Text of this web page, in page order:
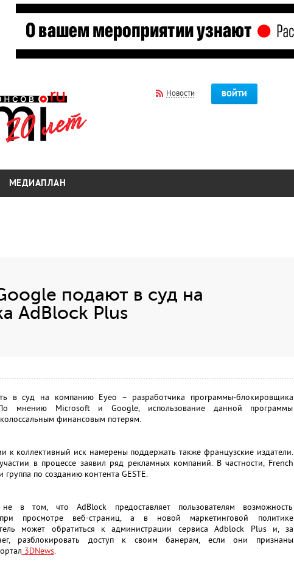
Новости ВОЙТИ
МЕДИАПЛАН
подают в суд на
AdBlock Plus
в суд на компанию Eyeo – разработчика программы-блокировщика
мнению Microsoft и Google, использование данной программы
финансовым потерям.
к коллективный иск намерены поддержать также французские издатели.
в процессе заявил ряд рекламных компаний. В частности, French
по созданию контента GESTE.
в том, что AdBlock предоставляет пользователям возможность
просмотре веб-страниц, а в новой маркетинговой политике
может обратиться к администрации сервиса Adblock Plus и, за
разблокировать доступ к своим банерам, если они признаны
3DNews.